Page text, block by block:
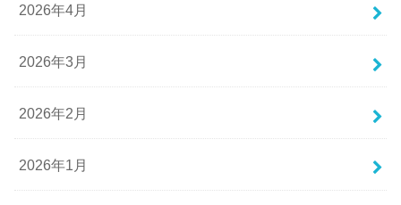
2026年4月
2026年3月
2026年2月
2026年1月